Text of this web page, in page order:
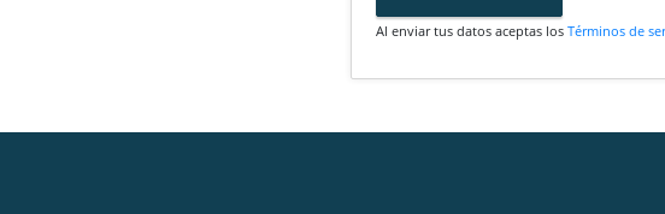
Al enviar tus datos aceptas losTérminos de